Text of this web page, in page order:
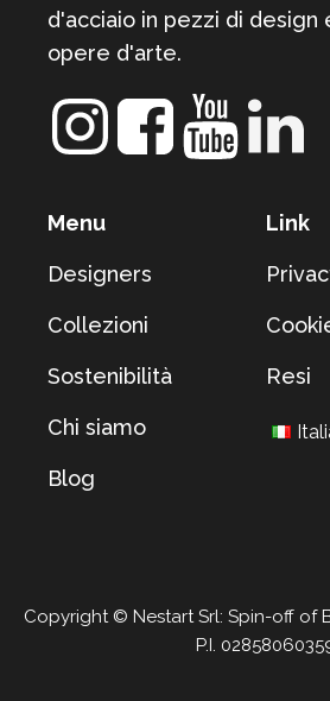
d'acciaio in pezzi di design
opere d'arte.
Menu
Designers
Collezioni
Sostenibilità
Chi siamo
Blog
Link
Resi
Copyright © Nestart Srl: Spin-off of
P.I.